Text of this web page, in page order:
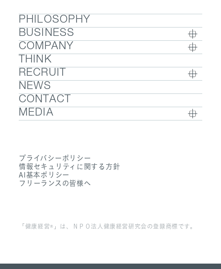
PHILOSOPHY
BUSINESS
BUSINESS TOP
- ウェルビーイング
- 医療人材
- 医業承継M&A
COMPANY
COMPANY TOP / グループ代表挨拶・会社概
要
- グループ企業一覧・事業拠点
- 数字で見るエムステージグループ
THINK
RECRUIT
RECRUIT TOP
- 採用メッセージ
- 社内制度
- 働く環境
- FAQ
NEWS
CONTACT
MEDIA
- Dr. アルなび
プライバシーポリシー
情報セキュリティに関する方針
AI基本ポリシー
フリーランスの皆様へ
「健康経営®」は、ＮＰＯ法人健康経営研究会の登録商標です。